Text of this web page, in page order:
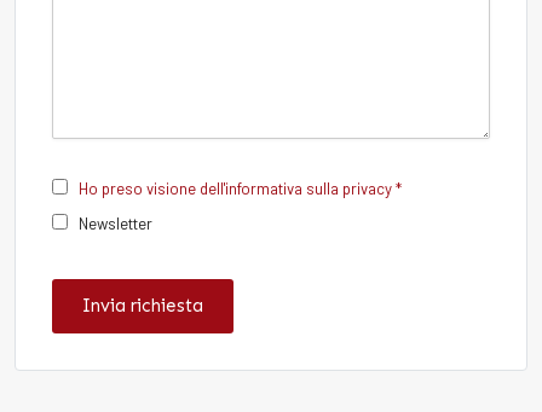
Ho preso visione dell'informativa sulla privacy *
Newsletter
Invia richiesta